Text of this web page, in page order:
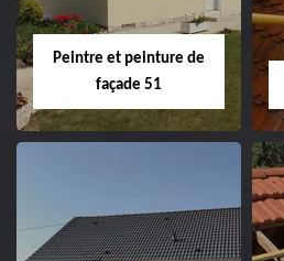
Peintre et peinture de
façade 51
Peintre et peinture